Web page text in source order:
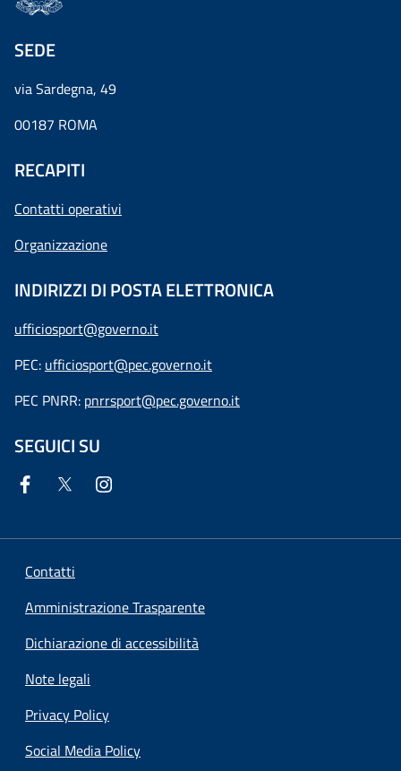
SEDE
via Sardegna, 49
00187 ROMA
RECAPITI
Contatti operativi
Organizzazione
INDIRIZZI DI POSTA ELETTRONICA
ufficiosport@governo.it
PEC: ufficiosport@pec.governo.it
PEC PNRR: pnrrsport@pec.governo.it
SEGUICI SU
Contatti
Amministrazione Trasparente
Dichiarazione di accessibilità
Note legali
Privacy Policy
Social Media Policy